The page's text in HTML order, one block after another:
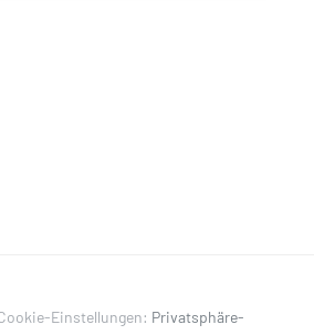
Einstellungen: Privatsphäre-